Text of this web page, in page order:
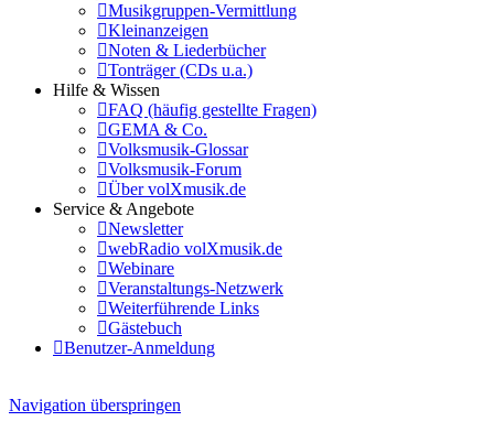
Musikgruppen-Vermittlung
Kleinanzeigen
Noten & Liederbücher
Tonträger (CDs u.a.)
Hilfe & Wissen
FAQ (häufig gestellte Fragen)
GEMA & Co.
Volksmusik-Glossar
Volksmusik-Forum
Über volXmusik.de
Service & Angebote
Newsletter
webRadio volXmusik.de
Webinare
Veranstaltungs-Netzwerk
Weiterführende Links
Gästebuch
Benutzer-Anmeldung
Navigation überspringen